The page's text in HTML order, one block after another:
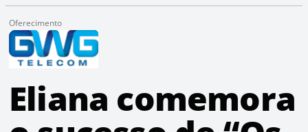
Oferecimento
Eliana comemora